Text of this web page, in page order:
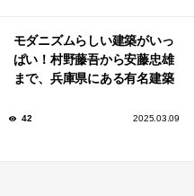
モダニズムらしい建築がいっ
ぱい！村野藤吾から安藤忠雄
まで、兵庫県にある有名建築
42 2025.03.09